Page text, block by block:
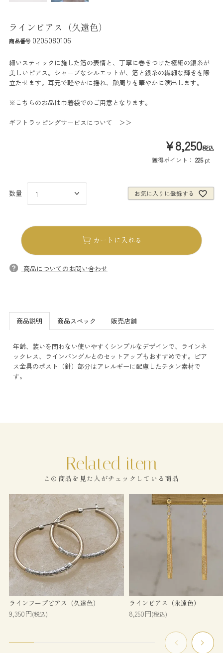
ラインピアス（久遠色）
商品番号 0205080106
細いスティックに施した箔の表情と、丁寧に巻きつけた極細の銀糸が
美しいピアス。シャープなシルエットが、箔と銀糸の繊細な輝きを際
立たせます。耳元で軽やかに揺れ、顔周りを華やかに演出します。
※こちらのお品は巾着袋でのご用意となります。
ギフトラッピングサービスについて ＞＞
¥8,250税込
獲得ポイント： 225 pt
お気に入りに登録する
カートに入れる
商品についてのお問い合わせ
商品説明 商品スペック 販売店舗
年齢、装いを問わない使いやすくシンプルなデザインで、ラインネ
ックレス、ラインバングルとのセットアップもおすすめです。ピア
ス金具のポスト（針）部分はアレルギーに配慮したチタン素材で
す。
この商品を見た人がチェックしている商品
ラインフープピアス（久遠色）
9,350円(税込)
ラインピアス（永遠色）
8,250円(税込)